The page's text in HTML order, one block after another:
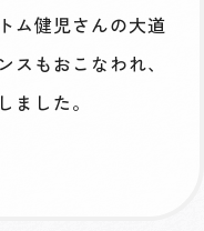
ム健児さんの大道
もおこなわれ、
ました。